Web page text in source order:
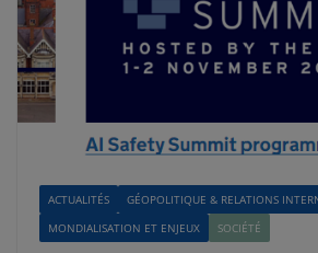
ACTUALITÉS
GÉOPOLITIQUE & RELATIONS
MONDIALISATION ET ENJEUX
SOCIÉTÉ